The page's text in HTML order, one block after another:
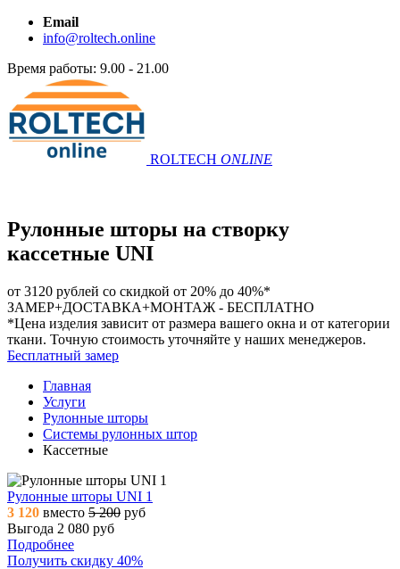
Email
info@roltech.online
Время работы: 9.00 - 21.00
ROLTECH ONLINE
Рулонные шторы на створку
кассетные UNI
от 3120 рублей со скидкой от 20% до 40%*
ЗАМЕР+ДОСТАВКА+МОНТАЖ - БЕСПЛАТНО
*Цена изделия зависит от размера вашего окна и от категории
ткани. Точную стоимость уточняйте у наших менеджеров.
Бесплатный замер
Главная
Услуги
Рулонные шторы
Системы рулонных штор
Кассетные
Рулонные шторы UNI 1
3 120 вместо 5 200 руб
Выгода 2 080 руб
Подробнее
Получить скидку 40%